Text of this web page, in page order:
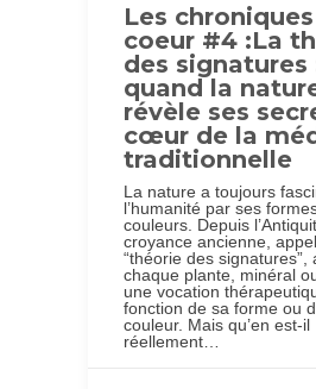
Les
coeur #4 :La
des signatures
quand la
révèle ses
cœur de la
traditionnelle
La nature a toujours
l’humanité par ses
couleurs. Depuis
croyance ancienne,
“théorie des signatures”,
chaque plante, minéral
une vocation
fonction de sa forme ou
couleur. Mais qu’en est-il
réellement…